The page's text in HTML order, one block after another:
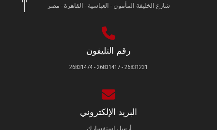
شارع الخليفة المأمون - العباسية - القاهرة - مصر
رقم التليفون
26831231 - 26831417 - 26831474
البريد الإلكتروني
أرسل استفسارك.